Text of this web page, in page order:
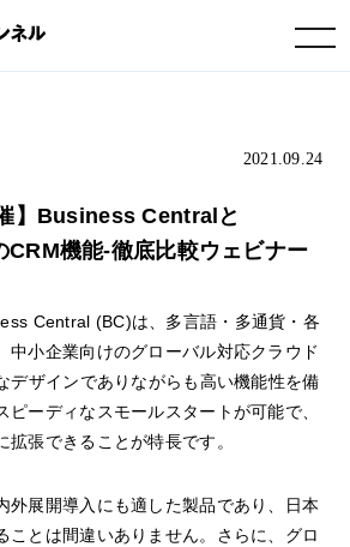
toggle navigation
2021.09.24
】Business Centralと
機能-徹底比較ウェビナー
Central (BC)は、多言語・多通貨・各
中小企業向けのグローバル対応クラウド
デザインでありながらも高い機能性を備
ピーディなスモールスタートが可能で、
拡張できることが特長です。
外展開導入にも適した製品であり、日本
ことは間違いありません。さらに、グロ